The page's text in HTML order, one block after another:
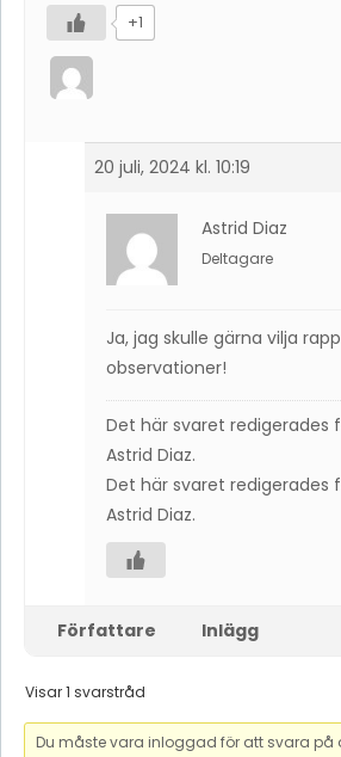
+1
20 juli, 2024 kl. 10:19
Astrid Diaz
Deltagare
Ja, jag skulle gärna vilja
observationer!
Det här svaret redigerades
Astrid Diaz.
Det här svaret redigerades
Astrid Diaz.
Författare Inlägg
Visar 1 svarstråd
Du måste vara inloggad för att svara på